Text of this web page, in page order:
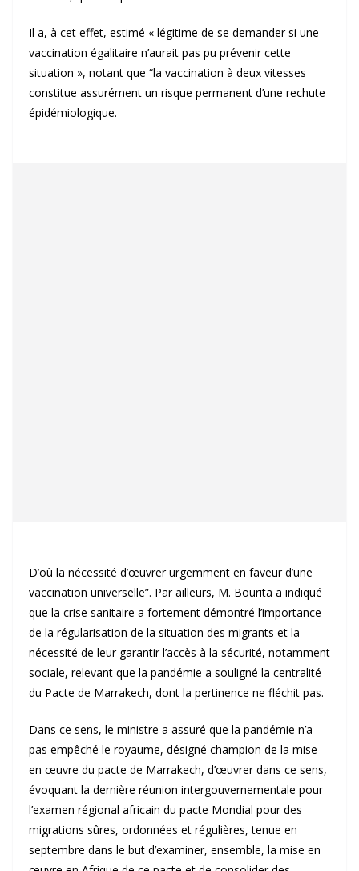
Il a, à cet effet, estimé « légitime de se demander si une
vaccination égalitaire n’aurait pas pu prévenir cette
situation », notant que “la vaccination à deux vitesses
constitue assurément un risque permanent d’une rechute
épidémiologique.
D’où la nécessité d’œuvrer urgemment en faveur d’une
vaccination universelle”. Par ailleurs, M. Bourita a indiqué
que la crise sanitaire a fortement démontré l’importance
de la régularisation de la situation des migrants et la
nécessité de leur garantir l’accès à la sécurité, notamment
sociale, relevant que la pandémie a souligné la centralité
du Pacte de Marrakech, dont la pertinence ne fléchit pas.
Dans ce sens, le ministre a assuré que la pandémie n’a
pas empêché le royaume, désigné champion de la mise
en œuvre du pacte de Marrakech, d’œuvrer dans ce sens,
évoquant la dernière réunion intergouvernementale pour
l’examen régional africain du pacte Mondial pour des
migrations sûres, ordonnées et régulières, tenue en
septembre dans le but d’examiner, ensemble, la mise en